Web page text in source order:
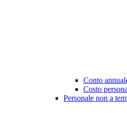
Conto
Costo
Personale non a